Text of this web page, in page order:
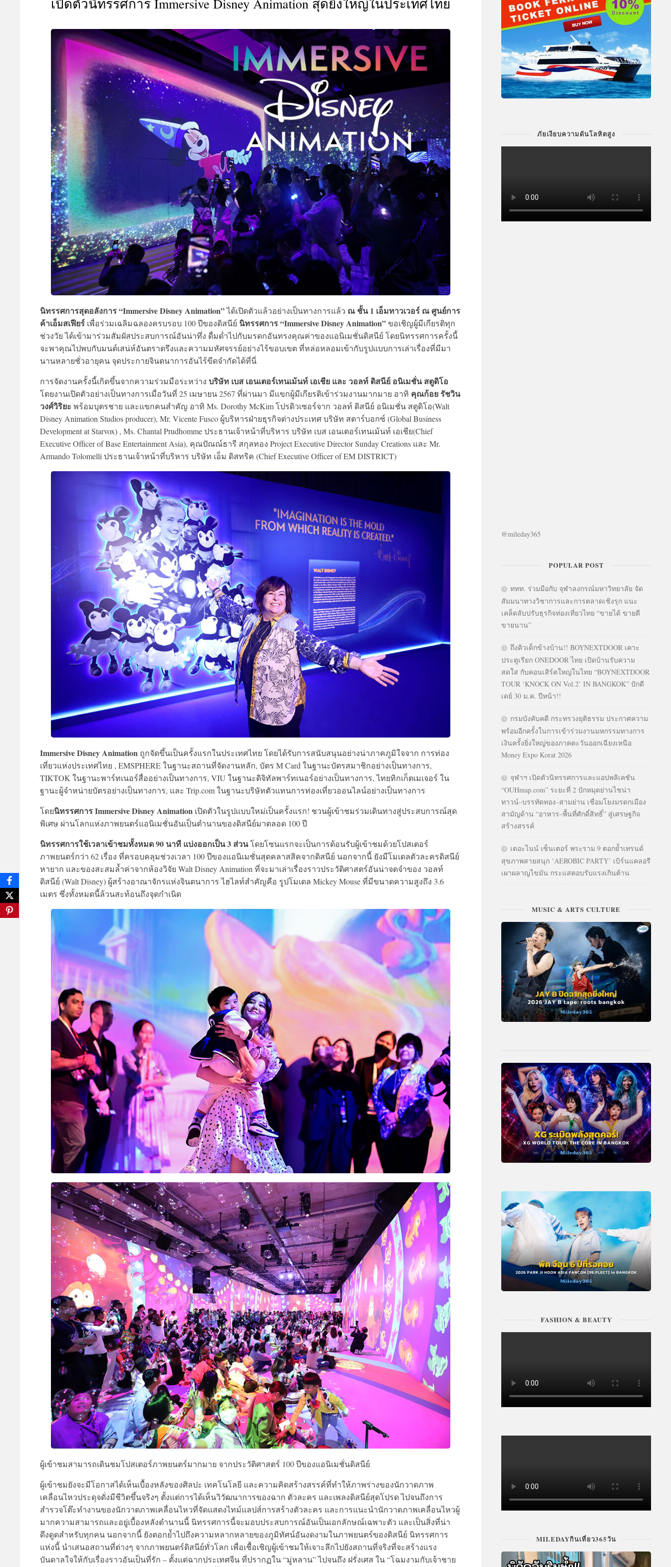
&
DEAL
เปิดตัวนิทรรศการ Immersive Disney Animation สุดยิ่งใหญ่ในประเทศไทย
นิทรรศการสุดอลังการ “Immersive Disney Animation”ได้เปิดตัวแล้วอย่างเป็นทางการแล้ว ณ ชั้น 1 เอ็มทาวเวอร์ ณ ศูนย์การ
ค้าเอ็มสเฟียร์ เพื่อร่วมเฉลิมฉลองครบรอบ 100 ปีของดิสนีย์ นิทรรศการ “Immersive Disney Animation”ขอเชิญผู้มีเกียรติทุก
ช่วงวัย ได้เข้ามาร่วมสัมผัสประสบการณ์อันน่าทึ่ง ดื่มด่ำไปกับมรดกอันทรงคุณค่าของแอนิเมชั่นดิสนีย์ โดยนิทรรศการครั้งนี้
จะพาคุณไปพบกับมนต์เสน่ห์อันตราตรึงและความมหัศจรรย์อย่างไร้ขอบเขต ที่หล่อหลอมเข้ากับรูปแบบการเล่าเรื่องที่มีมา
นานหลายชั่วอายุคน จุดประกายจินตนาการอันไร้ขีดจำกัดได้ที่นี่
การจัดงานครั้งนี้เกิดขึ้นจากความร่วมมือระหว่าง บริษัท เบส เอนเตอร์เทนเม้นท์ เอเชีย และ วอลท์ ดิสนีย์ อนิเมชั่น สตูดิโอ
โดยงานเปิดตัวอย่างเป็นทางการเมื่อวันที่ 25 เมษายน 2567 ที่ผ่านมา มีแขกผู้มีเกียรติเข้าร่วมงานมากมาย อาทิ คุณก้อย รัชวิน
วงศ์วิริยะ พร้อมบุตรชาย และแขกคนสำคัญ อาทิ Ms. Dorothy McKim โปรดิวเซอร์จาก วอลท์ ดิสนีย์ อนิเมชั่น สตูดิโอ(Walt
Disney Animation Studios producer), Mr. Vicente Fusco ผู้บริหารฝ่ายธุรกิจต่างประเทศ บริษัท สตาร์บอกซ์ (Global Business
Development at Starvox) , Ms. Chantal Prudhomme ประธานเจ้าหน้าที่บริหาร บริษัท เบส เอนเตอร์เทนเม้นท์ เอเชีย(Chief
Executive Officer of Base Entertainment Asia), คุณปัณณ์ธารี สกุลทอง Project Executive Director Sunday Creations และ Mr.
Armando Tolomelli ประธานเจ้าหน้าที่บริหาร บริษัท เอ็ม ดิสทริค (Chief Executive Officer of EM DISTRICT)
Immersive Disney Animation ถูกจัดขึ้นเป็นครั้งแรกในประเทศไทย โดยได้รับการสนับสนุนอย่างน่าภาคภูมิใจจาก การท่อง
เที่ยวแห่งประเทศไทย , EMSPHERE ในฐานะสถานที่จัดงานหลัก, บัตร M Card ในฐานะบัตรสมาชิกอย่างเป็นทางการ,
TIKTOK ในฐานะพาร์ทเนอร์สื่ออย่างเป็นทางการ, VIU ในฐานะดิจิทัลพาร์ทเนอร์อย่างเป็นทางการ, ไทยทิกเก็ตเมเจอร์ ใน
ฐานะผู้จำหน่ายบัตรอย่างเป็นทางการ, และ Trip.com ในฐานะบริษัทตัวแทนการท่องเที่ยวออนไลน์อย่างเป็นทางการ
โดยนิทรรศการ Immersive Disney Animation เปิดตัวในรูปแบบใหม่เป็นครั้งแรก! ชวนผู้เข้าชมร่วมเดินทางสู่ประสบการณ์สุด
พิเศษ ผ่านโลกแห่งภาพยนตร์แอนิเมชั่นอันเป็นตำนานของดิสนีย์มาตลอด 100 ปี
นิทรรศการใช้เวลาเข้าชมทั้งหมด 90 นาที แบ่งออกเป็น 3 ส่วนโดยโซนแรกจะเป็นการต้อนรับผู้เข้าชมด้วยโปสเตอร์
ภาพยนตร์กว่า 62 เรื่อง ที่ครอบคลุมช่วงเวลา 100 ปีของแอนิเมชั่นสุดคลาสสิคจากดิสนีย์ นอกจากนี้ ยังมีโมเดลตัวละครดิสนีย์
หายาก และของสะสมล้ำค่าจากห้องวิจัย Walt Disney Animation ที่จะมาเล่าเรื่องราวประวัติศาสตร์อันน่าจดจำของ วอลท์
ดิสนีย์ (Walt Disney) ผู้สร้างอาณาจักรแห่งจินตนาการ ไฮไลท์สำคัญคือ รูปโมเดล Mickey Mouse ที่มีขนาดความสูงถึง 3.6
เมตร ซึ่งทั้งหมดนี้ล้วนสะท้อนถึงจุดกำเนิด
ผู้เข้าชมสามารถเดินชมโปสเตอร์ภาพยนตร์มากมาย จากประวัติศาสตร์ 100 ปีของแอนิเมชั่นดิสนีย์
ผู้เข้าชมยังจะมีโอกาสได้เห็นเบื้องหลังของศิลปะ เทคโนโลยี และความคิดสร้างสรรค์ที่ทำให้ภาพร่างของนักวาดภาพ
เคลื่อนไหวประดุจดั่งมีชีวิตขึ้นจริงๆ ตั้งแต่การได้เห็นวิวัฒนาการของฉาก ตัวละคร และเพลงดิสนีย์สุดโปรด ไปจนถึงการ
สำรวจโต๊ะทำงานของนักวาดภาพเคลื่อนไหวที่จัดแสดงไทม์แลปส์การสร้างตัวละคร และการแนะนำนักวาดภาพเคลื่อนไหวผู้
มากความสามารถและอยู่เบื้องหลังตำนานนี้ นิทรรศการนี้จะมอบประสบการณ์อันเป็นเอกลักษณ์เฉพาะตัว และเป็นสิ่งที่น่า
ดึงดูดสำหรับทุกคน นอกจากนี้ ยังตอกย้ำไปถึงความหลากหลายของภูมิทัศน์อันงดงามในภาพยนตร์ของดิสนีย์ นิทรรศการ
แห่งนี้ นำเสนอสถานที่ต่างๆ จากภาพยนตร์ดิสนีย์ทั่วโลก เพื่อเชื้อเชิญผู้เข้าชมให้เจาะลึกไปยังสถานที่จริงที่จะสร้างแรง
บันดาลใจให้กับเรื่องราวอันเป็นที่รัก – ตั้งแต่ฉากประเทศจีน ที่ปรากฏใน “มู่หลาน” ไปจนถึง ฝรั่งเศส ใน “โฉมงามกับเจ้าชาย
ภัยเงียบความดันโลหิตสูง
@mileday365
POPULAR POST
ททท. ร่วมมือกับ จุฬาลงกรณ์มหาวิทยาลัย จัด
สัมมนาทางวิชาการและการตลาดเชิงรุก แนะ
เคล็ดลับปรับธุรกิจท่องเที่ยวไทย “ขายได้ ขายดี
ขายนาน”
ถึงคิวเด็กข้างบ้าน!! BOYNEXTDOOR เคาะ
ประตูเรียก ONEDOOR ไทย เปิดบ้านรับความ
สดใส กับคอนเสิร์ตใหญ่ในไทย “BOYNEXTDOOR
TOUR ‘KNOCK ON Vol.2’ IN BANGKOK” ปักดี
เดย์ 30 ม.ค. ปีหน้า!!
กรมบังคับคดี กระทรวงยุติธรรม ประกาศความ
พร้อมอีกครั้งในการเข้าร่วมงานมหกรรมทางการ
เงินครั้งยิ่งใหญ่ของภาคตะวันออกเฉียงเหนือ
Money Expo Korat 2026
จุฬาฯ เปิดตัวนิทรรศการและแอปพลิเคชัน
“OUHmap.com” ระยะที่ 2 ปักหมุดย่านไชน่า
ทาวน์–บรรทัดทอง–สามย่าน เชื่อมโยงมรดกเมือง
สามัญด้าน “อาหาร–พื้นที่ศักดิ์สิทธิ์” สู่เศรษฐกิจ
สร้างสรรค์
เดอะไนน์ เซ็นเตอร์ พระราม 9 ตอกย้ำเทรนด์
สุขภาพสายสนุก ‘AEROBIC PARTY’ เบิร์นแคลอรี
เผาผลาญไขมัน กระแสตอบรับแรงเกินต้าน
MUSIC & ARTS CULTURE
FASHION & BEAUTY
MILEDAYกินเที่ยว365วัน